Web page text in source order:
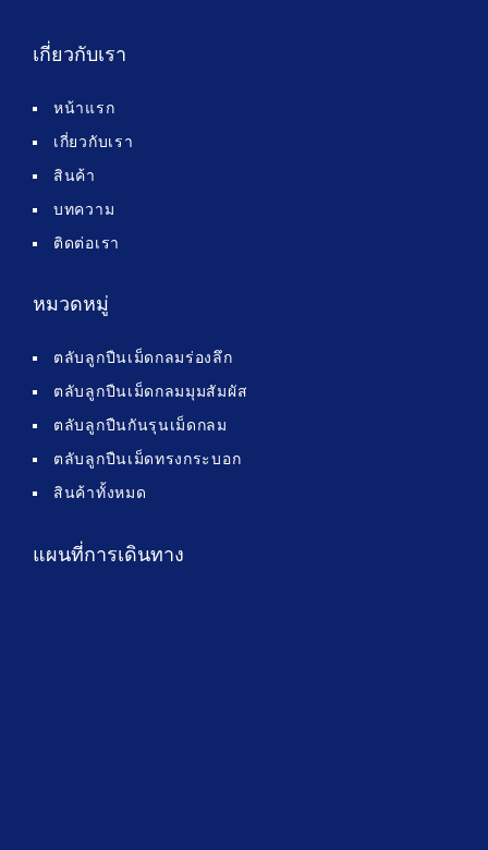
เกี่ยวกับเรา
หน้าแรก
เกี่ยวกับเรา
สินค้า
บทความ
ติดต่อเรา
หมวดหมู่
ตลับลูกปืนเม็ดกลมร่องลึก
ตลับลูกปืนเม็ดกลมมุมสัมผัส
ตลับลูกปืนกันรุนเม็ดกลม
ตลับลูกปืนเม็ดทรงกระบอก
สินค้าทั้งหมด
แผนที่การเดินทาง